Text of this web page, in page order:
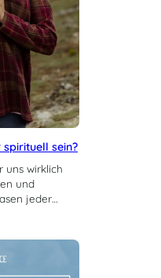
sein?
uns wirklich
und
jeder…